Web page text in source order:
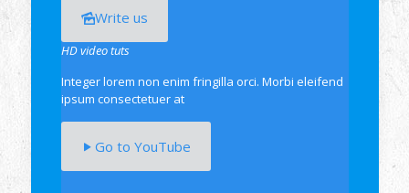
Write us
HD video tuts
Integer lorem non enim fringilla orci. Morbi eleifend
ipsum consectetuer at
Go to YouTube